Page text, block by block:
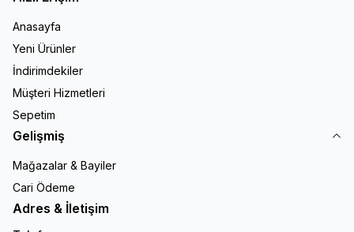
Anasayfa
Yeni Ürünler
İndirimdekiler
Müşteri Hizmetleri
Sepetim
Gelişmiş
Mağazalar & Bayiler
Cari Ödeme
Adres & İletişim